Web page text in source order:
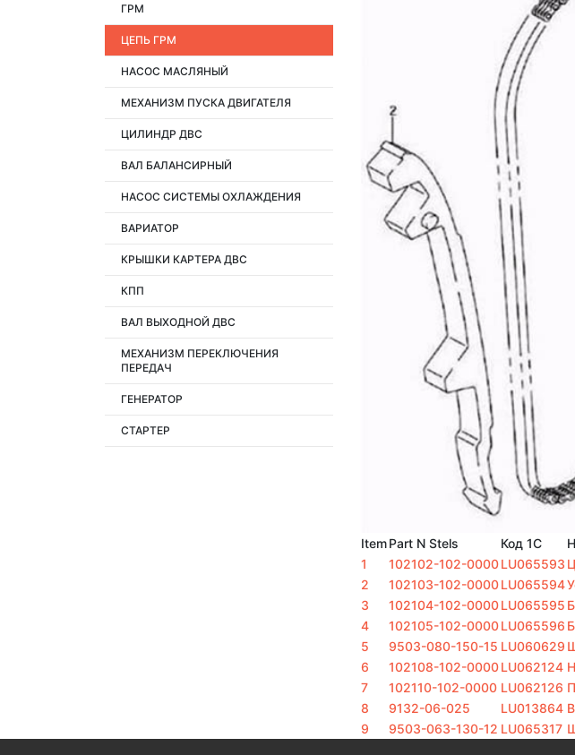
ГРМ
ЦЕПЬ ГРМ
НАСОС МАСЛЯНЫЙ
МЕХАНИЗМ ПУСКА ДВИГАТЕЛЯ
ЦИЛИНДР ДВС
ВАЛ БАЛАНСИРНЫЙ
НАСОС СИСТЕМЫ ОХЛАЖДЕНИЯ
ВАРИАТОР
КРЫШКИ КАРТЕРА ДВС
КПП
ВАЛ ВЫХОДНОЙ ДВС
МЕХАНИЗМ ПЕРЕКЛЮЧЕНИЯ
ПЕРЕДАЧ
ГЕНЕРАТОР
СТАРТЕР
ItemPart N Stels Код 1С
1
102102-102-0000LU065593
2
102103-102-0000LU065594
3
102104-102-0000LU065595
4
102105-102-0000LU065596
5
9503-080-150-15 LU060629
6
102108-102-0000LU062124
7
102110-102-0000 LU062126
8
9132-06-025 LU013864
9
9503-063-130-12 LU065317